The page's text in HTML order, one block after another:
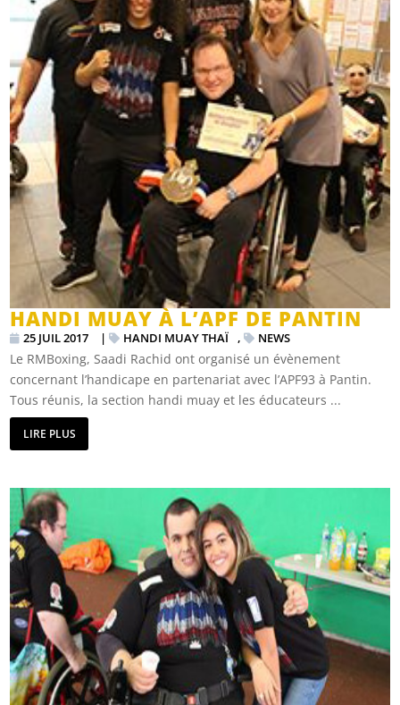
HANDI MUAY À L’APF DE PANTIN
25 JUIL 2017 | HANDI MUAY THAÏ , NEWS
Le RMBoxing, Saadi Rachid ont organisé un évènement
concernant l’handicape en partenariat avec l’APF93 à Pantin.
Tous réunis, la section handi muay et les éducateurs ...
LIRE PLUS